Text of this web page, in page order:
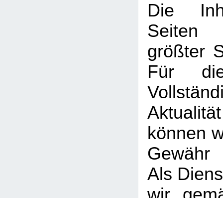
Die
Seiten
größter
Für
können
Gewähr
Als